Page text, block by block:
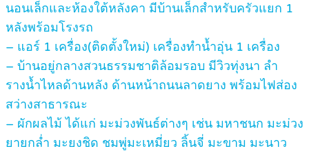
นอนเล็กและห้องใต้หลังคา มีบ้านเล็กสำหรับครัวแยก 1
หลังพร้อมโรงรถ
– แอร์ 1 เครื่อง(ติดตั้งใหม่) เครื่องทำน้ำอุ่น 1 เครื่อง
– บ้านอยู่กลางสวนธรรมชาติล้อมรอบ มีวิวทุ่งนา ลำ
รางน้ำไหลด้านหลัง ด้านหน้าถนนลาดยาง พร้อมไฟส่อง
สว่างสาธารณะ
– ผักผลไม้ ได้แก่ มะม่วงพันธ์ต่างๆ เช่น มหาชนก มะม่วง
ยายกล่ำ มะยงชิด ชมพู่มะเหมี่ยว ลิ้นจี่ มะขาม มะนาว